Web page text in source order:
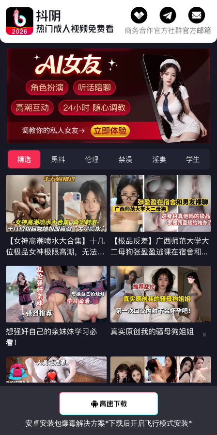
安卓安装包爆毒解决方案*下载后开启飞行模式安装*
x